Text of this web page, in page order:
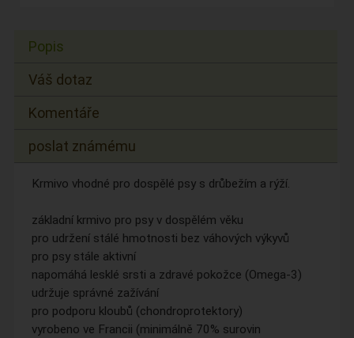
Popis
Váš dotaz
Komentáře
poslat známému
Krmivo vhodné pro dospělé psy s drůbežím a rýží.
základní krmivo pro psy v dospělém věku
pro udržení stálé hmotnosti bez váhových výkyvů
pro psy stále aktivní
napomáhá lesklé srsti a zdravé pokožce (Omega-3)
udržuje správné zažívání
pro podporu kloubů (chondroprotektory)
vyrobeno ve Francii (minimálně 70% surovin